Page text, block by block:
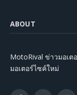
ABOUT
MotoRival ข่าวมอเต
มอเตอร์ไซค์ใหม่